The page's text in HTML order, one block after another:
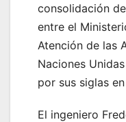
consolidación
entre el
Atención de las
Naciones
por sus siglas
El ingeniero